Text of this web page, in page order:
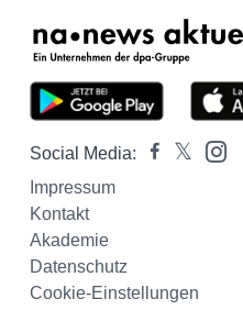
Social Media:
Impressum
Kontakt
Akademie
Datenschutz
Cookie-Einstellungen